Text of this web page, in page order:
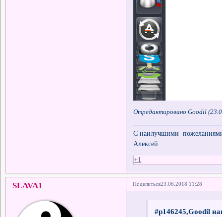
Отредактировано Goodil
С наилучшими пожеланиями
Алексей
+1
Поделиться23.06.2018 11:28
SLAVA1
#p146245,Goodil